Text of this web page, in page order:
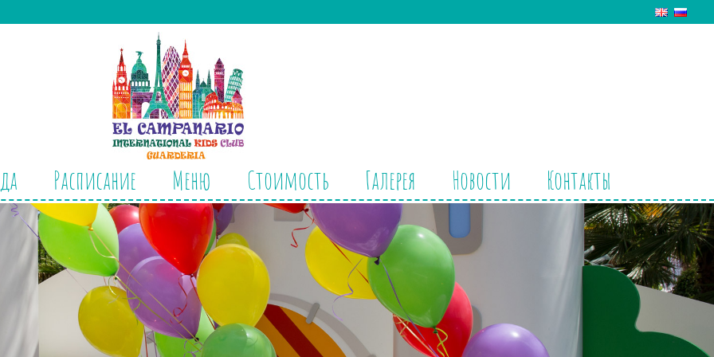
Расписание Меню Стоимость Галерея Новости Контакты